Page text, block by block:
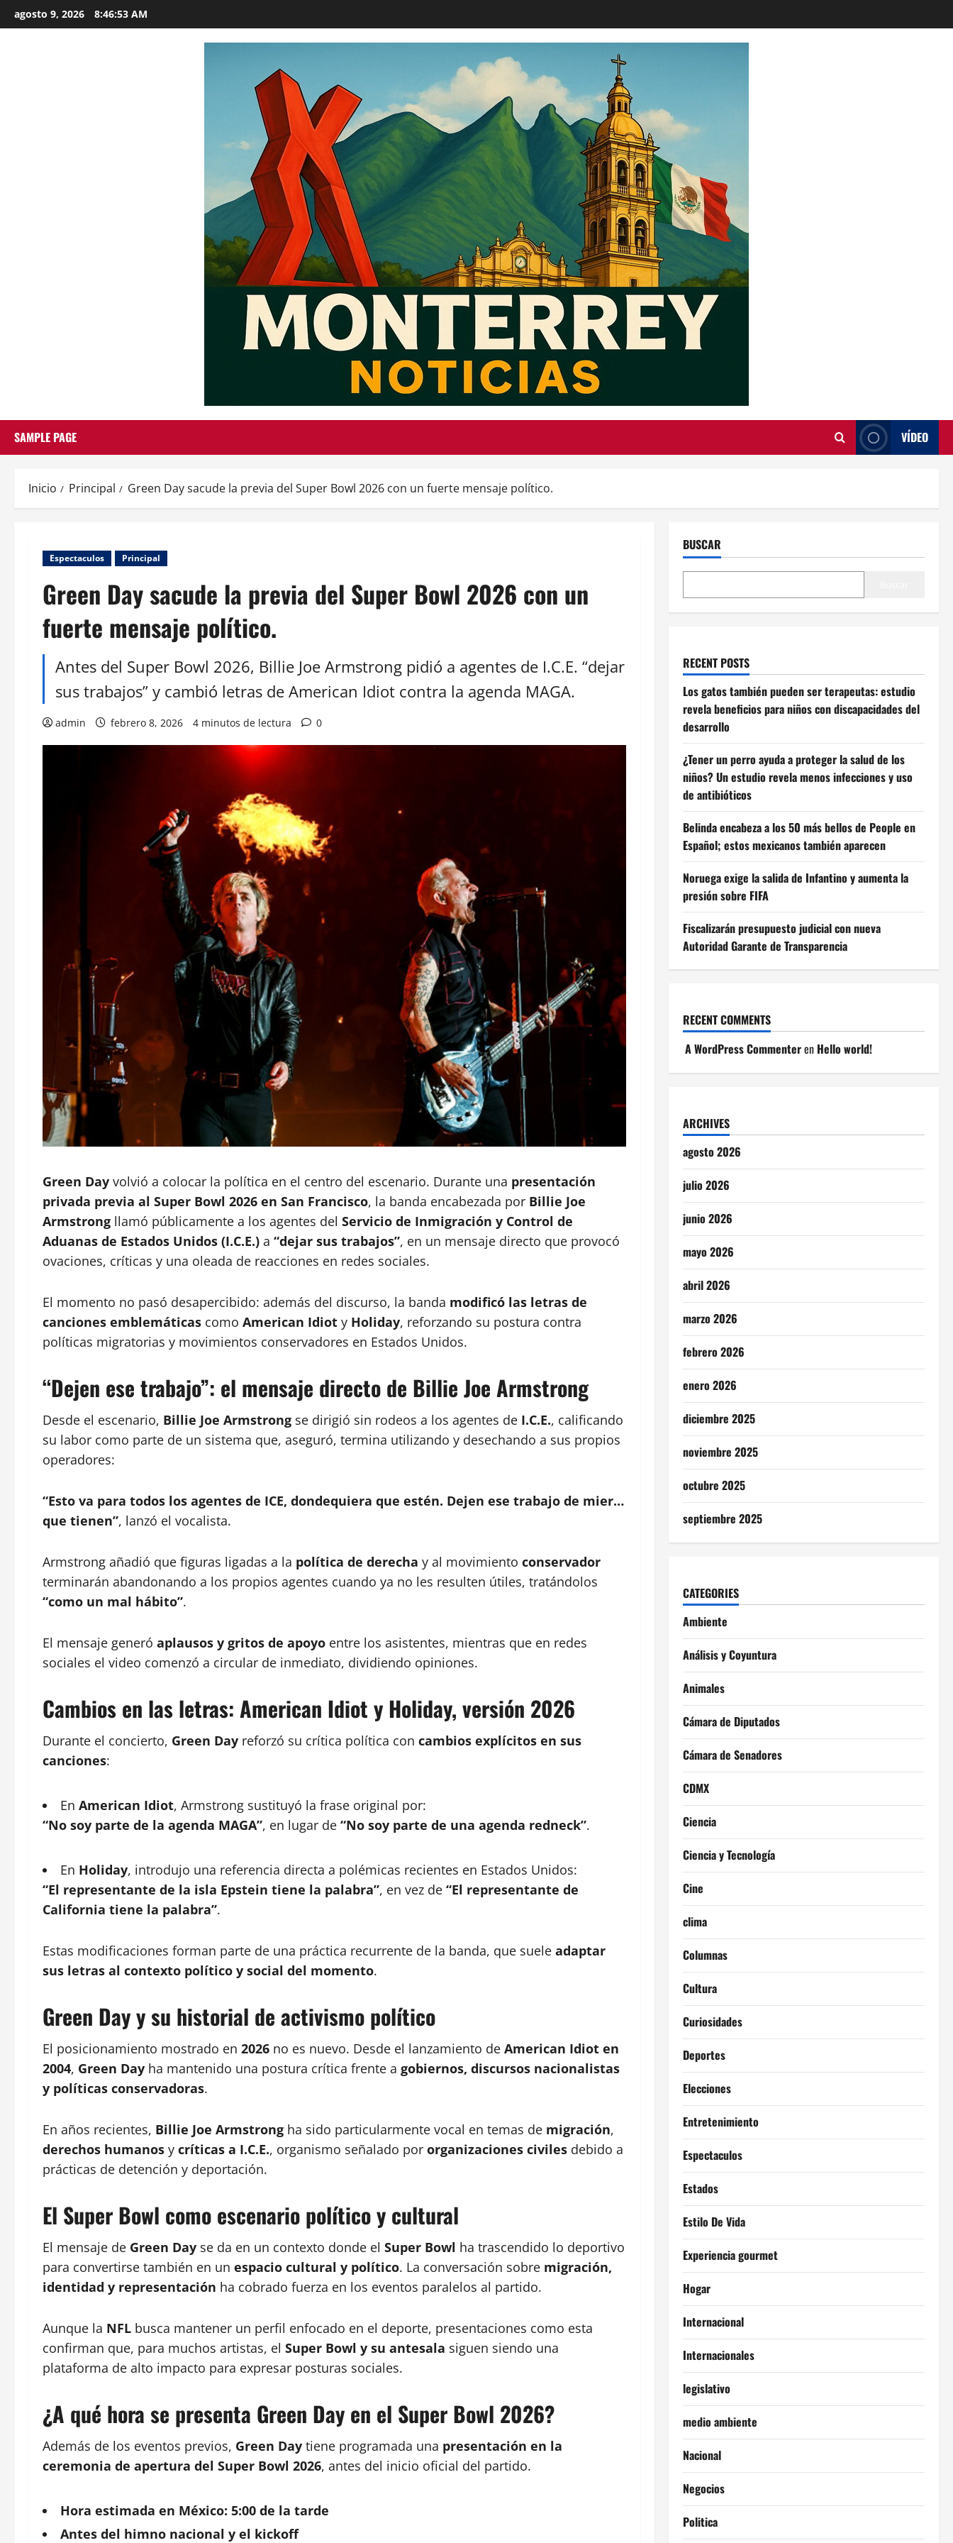
al
agosto 9, 2026 8:46:54 AM
SAMPLE PAGE VÍDEO
Inicio Principal Green Day sacude la previa del Super Bowl 2026 con un fuerte mensaje político.
Espectaculos Principal
Green Day sacude la previa del Super Bowl 2026 con un
fuerte mensaje político.
Antes del Super Bowl 2026, Billie Joe Armstrong pidió a agentes de I.C.E. “dejar
sus trabajos” y cambió letras de American Idiot contra la agenda MAGA.
admin febrero 8, 2026 4 minutos de lectura 0
Green Day volvió a colocar la política en el centro del escenario. Durante una presentación
privada previa al Super Bowl 2026 en San Francisco, la banda encabezada por Billie Joe
Armstrong llamó públicamente a los agentes del Servicio de Inmigración y Control de
Aduanas de Estados Unidos (I.C.E.) a “dejar sus trabajos”, en un mensaje directo que provocó
ovaciones, críticas y una oleada de reacciones en redes sociales.
El momento no pasó desapercibido: además del discurso, la banda modificó las letras de
canciones emblemáticas como American Idiot y Holiday, reforzando su postura contra
políticas migratorias y movimientos conservadores en Estados Unidos.
“Dejen ese trabajo”: el mensaje directo de Billie Joe Armstrong
Desde el escenario, Billie Joe Armstrong se dirigió sin rodeos a los agentes de I.C.E., calificando
su labor como parte de un sistema que, aseguró, termina utilizando y desechando a sus propios
operadores:
“Esto va para todos los agentes de ICE, dondequiera que estén. Dejen ese trabajo de mier…
que tienen”, lanzó el vocalista.
Armstrong añadió que figuras ligadas a la política de derecha y al movimiento conservador
terminarán abandonando a los propios agentes cuando ya no les resulten útiles, tratándolos
“como un mal hábito”.
El mensaje generó aplausos y gritos de apoyo entre los asistentes, mientras que en redes
sociales el video comenzó a circular de inmediato, dividiendo opiniones.
Cambios en las letras: American Idiot y Holiday, versión 2026
Durante el concierto, Green Day reforzó su crítica política con cambios explícitos en sus
canciones:
En American Idiot, Armstrong sustituyó la frase original por:
“No soy parte de la agenda MAGA”, en lugar de “No soy parte de una agenda redneck”.
En Holiday, introdujo una referencia directa a polémicas recientes en Estados Unidos:
“El representante de la isla Epstein tiene la palabra”, en vez de “El representante de
California tiene la palabra”.
Estas modificaciones forman parte de una práctica recurrente de la banda, que suele adaptar
sus letras al contexto político y social del momento.
Green Day y su historial de activismo político
El posicionamiento mostrado en 2026 no es nuevo. Desde el lanzamiento de American Idiot en
2004, Green Day ha mantenido una postura crítica frente a gobiernos, discursos nacionalistas
y políticas conservadoras.
En años recientes, Billie Joe Armstrong ha sido particularmente vocal en temas de migración,
derechos humanos y críticas a I.C.E., organismo señalado por organizaciones civiles debido a
prácticas de detención y deportación.
El Super Bowl como escenario político y cultural
El mensaje de Green Day se da en un contexto donde el Super Bowl ha trascendido lo deportivo
para convertirse también en un espacio cultural y político. La conversación sobre migración,
identidad y representación ha cobrado fuerza en los eventos paralelos al partido.
Aunque la NFL busca mantener un perfil enfocado en el deporte, presentaciones como esta
confirman que, para muchos artistas, el Super Bowl y su antesala siguen siendo una
plataforma de alto impacto para expresar posturas sociales.
¿A qué hora se presenta Green Day en el Super Bowl 2026?
Además de los eventos previos, Green Day tiene programada una presentación en la
ceremonia de apertura del Super Bowl 2026, antes del inicio oficial del partido.
Hora estimada en México: 5:00 de la tarde
Antes del himno nacional y el kickoff
BUSCAR
RECENT POSTS
Los gatos también pueden ser terapeutas: estudio
revela beneficios para niños con discapacidades del
desarrollo
¿Tener un perro ayuda a proteger la salud de los
niños? Un estudio revela menos infecciones y uso
de antibióticos
Belinda encabeza a los 50 más bellos de People en
Español; estos mexicanos también aparecen
Noruega exige la salida de Infantino y aumenta la
presión sobre FIFA
Fiscalizarán presupuesto judicial con nueva
Autoridad Garante de Transparencia
RECENT COMMENTS
A WordPress Commenteren Hello world!
ARCHIVES
agosto 2026
julio 2026
junio 2026
mayo 2026
abril 2026
marzo 2026
febrero 2026
enero 2026
diciembre 2025
noviembre 2025
octubre 2025
septiembre 2025
CATEGORIES
Ambiente
Análisis y Coyuntura
Animales
Cámara de Diputados
Cámara de Senadores
CDMX
Ciencia
Ciencia y Tecnología
Cine
clima
Columnas
Cultura
Curiosidades
Deportes
Elecciones
Entretenimiento
Espectaculos
Estados
Estilo De Vida
Experiencia gourmet
Hogar
Internacional
Internacionales
legislativo
medio ambiente
Nacional
Negocios
Politica